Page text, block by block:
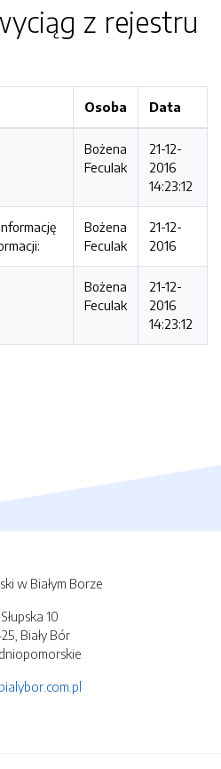
z rejestru
Osoba Data
Bożena
Feculak
21-12-
2016
14:23:12
Bożena
Feculak
21-12-
2016
Bożena
Feculak
21-12-
2016
14:23:12
w Białym Borze
10
Biały Bór